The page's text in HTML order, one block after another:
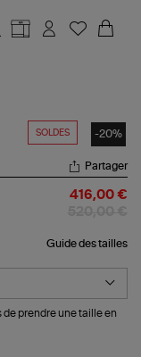
SOLDES -20%
Partager
416,00 €
Guide des tailles
prendre une taille en